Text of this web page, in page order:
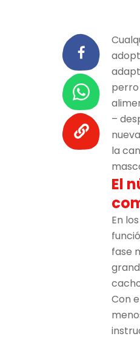
perro
–
la
El
En
fase
Con